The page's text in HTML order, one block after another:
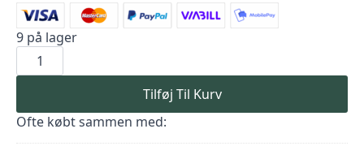
9 på lager
iPhone
Privacy
Rose
Guld
antal
Tilføj Til Kurv
Ofte købt sammen med: